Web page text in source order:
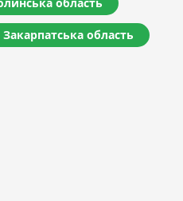
Закарпатська область